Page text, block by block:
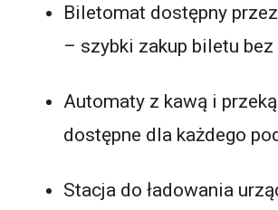
Biletomat dostępny
– szybki zakup biletu bez
Automaty z kawą i
dostępne dla każdego
Stacja do ładowania